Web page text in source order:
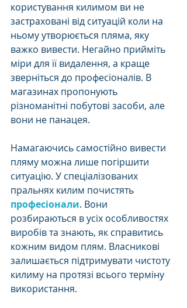
користування килимом ви не
застраховані від ситуацій коли на
ньому утворюється пляма, яку
важко вивести. Негайно прийміть
міри для її видалення, а краще
зверніться до професіоналів. В
магазинах пропонують
різноманітні побутові засоби, але
вони не панацея.
Намагаючись самостійно вивести
пляму можна лише погіршити
ситуацію. У спеціалізованих
пральнях килим почистять
професіонали. Вони
розбираються в усіх особливостях
виробів та знають, як справитись
кожним видом плям. Власникові
залишається підтримувати чистоту
килиму на протязі всього терміну
використання.